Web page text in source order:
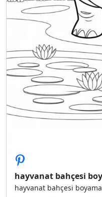
hayvanat bahçesi
hayvanat bahçesi